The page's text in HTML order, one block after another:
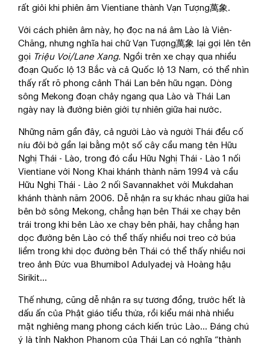
rất giỏi khi phiên âm Vientiane thành Vạn Tượng萬象.
Với cách phiên âm này, họ đọc na ná âm Lào là Viên-
Chăng, nhưng nghĩa hai chữ Vạn Tượng萬象 lại gợi lên tên
gọi Triệu Voi/Lane Xang. Ngồi trên xe chạy qua nhiều
đoạn Quốc lộ 13 Bắc và cả Quốc lộ 13 Nam, có thể nhìn
thấy rất rõ phong cảnh Thái Lan bên hữu ngạn. Dòng
sông Mekong đoạn chảy ngang qua Lào và Thái Lan
ngày nay là đường biên giới tự nhiên giữa hai nước.
Những năm gần đây, cả người Lào và người Thái đều cố
níu đôi bờ gần lại bằng một số cây cầu mang tên Hữu
Nghị Thái - Lào, trong đó cầu Hữu Nghị Thái - Lào 1 nối
Vientiane với Nong Khai khánh thành năm 1994 và cầu
Hữu Nghị Thái - Lào 2 nối Savannakhet với Mukdahan
khánh thành năm 2006. Dễ nhận ra sự khác nhau giữa hai
bên bờ sông Mekong, chẳng hạn bên Thái xe chạy bên
trái trong khi bên Lào xe chạy bên phải, hay chẳng hạn
dọc đường bên Lào có thể thấy nhiều nơi treo cờ búa
liềm trong khi dọc đường bên Thái có thể thấy nhiều nơi
treo ảnh Đức vua Bhumibol Adulyadej và Hoàng hậu
Sirikit...
Thế nhưng, cũng dễ nhận ra sự tương đồng, trước hết là
dấu ấn của Phật giáo tiểu thừa, rồi kiểu mái nhà nhiều
mặt nghiêng mang phong cách kiến trúc Lào... Đáng chú
ý là tỉnh Nakhon Phanom của Thái Lan có nghĩa “thành